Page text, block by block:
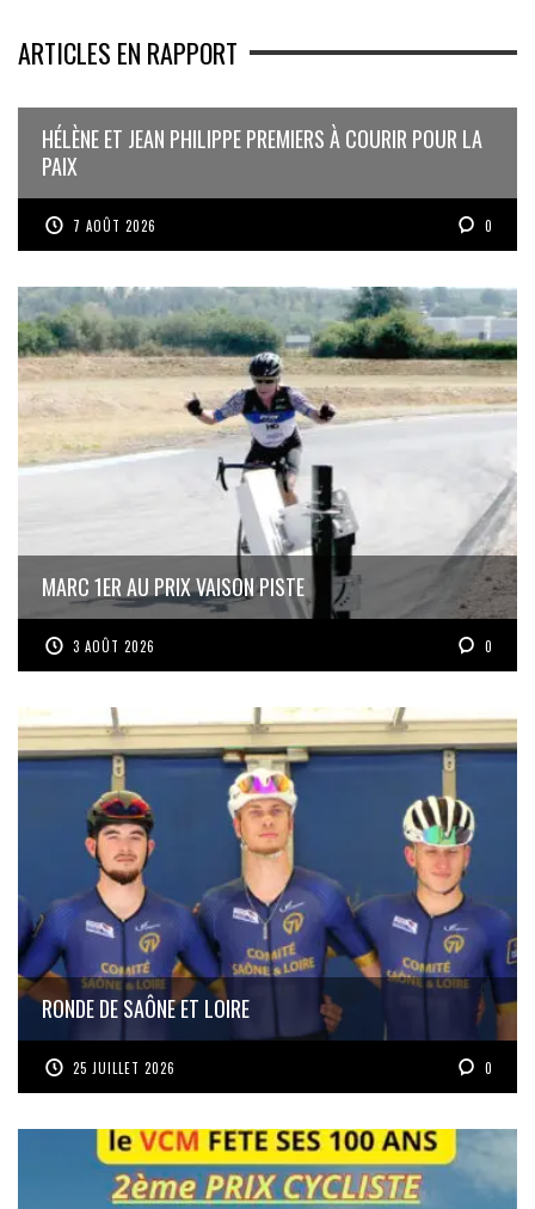
ARTICLES EN RAPPORT
HÉLÈNE ET JEAN PHILIPPE PREMIERS À COURIR POUR LA
PAIX
7 AOÛT 2026 0
MARC 1ER AU PRIX VAISON PISTE
3 AOÛT 2026 0
RONDE DE SAÔNE ET LOIRE
25 JUILLET 2026 0